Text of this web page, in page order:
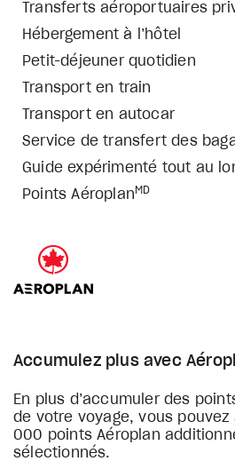
Transferts aéroportuaires
Hébergement à l’hôtel
Petit-déjeuner quotidien
Transport en train
Transport en autocar
Service de transfert des
Guide expérimenté tout au
Points Aéroplan MD
Accumulez plus avec
En plus d’accumuler des
de votre voyage, vous pouvez
000 points Aéroplan
sélectionnés.